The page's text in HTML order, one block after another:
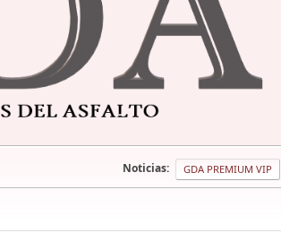
Noticias: GDA PREMIUM VIP